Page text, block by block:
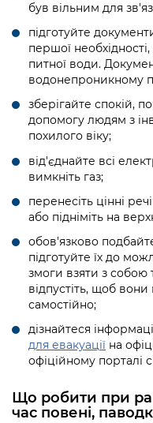
Підприємства,
Kyiv International
Річні звіти
Гендерна політика
Безбар'єрність
Київська міська
Безбар'єрність
Портал послуг
Міський
Важливе під час
Уряд» – місцевий
Важливе під час
Про відкриті дані
Портал даних
Публічні дашборди
був вільним для
підготуйте
першої
питної води.
водонепроникному
зберігайте спокій,
допомогу людям з
похилого віку;
від'єднайте всі
вимкніть газ;
перенесіть цінні
або підніміть на
обов'язково
підготуйте їх до
змоги взяти з собою
відпустіть, щоб
самостійно;
дізнайтеся
для евакуації на
офіційному порталі
Що робити при
час повені,